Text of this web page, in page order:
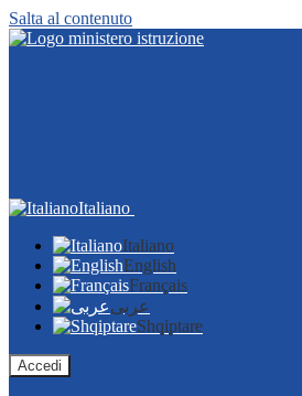
Salta al contenuto
Italiano
Italiano
English
Français
عربى
Shqiptare
Accedi